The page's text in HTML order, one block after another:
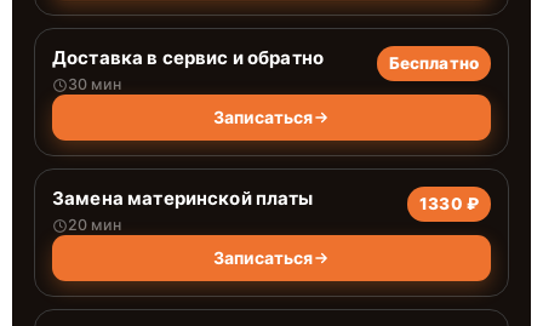
Доставка в сервис и обратно
30 мин
Бесплатно
Записаться
Замена материнской платы
20 мин
1330 ₽
Записаться